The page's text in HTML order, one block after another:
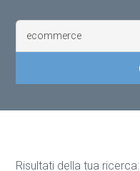
Risultati della tua ricerca: